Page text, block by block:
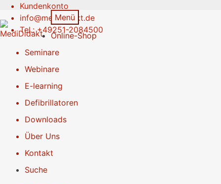
Kundenkonto
info@medididakt.de
Tel.: +49251-2084500
Zur
Navigation
springen
Springe
zum
Inhalt
Menü
Online-Shop
Seminare
Webinare
E-learning
Defibrillatoren
Downloads
Über Uns
Kontakt
Suche